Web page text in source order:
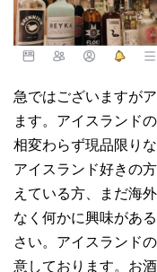
急ではございますが
ます。アイスランド
相変わらず現品限り
アイスランド好きの
えている方、まだ海
なく何かに興味があ
さい。アイスランド
意しております。お